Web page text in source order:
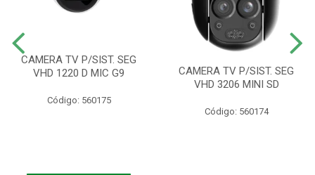
CAMERA TV P/SIST. SEG
VHD 1220 D MIC G9
Código: 560175
CAMERA TV P/SIST. SEG
VHD 3206 MINI SD
Código: 560174